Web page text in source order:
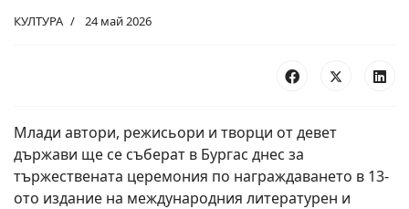
КУЛТУРА 24 май 2026
Млади автори, режисьори и творци от девет
държави ще се съберат в Бургас днес за
тържествената церемония по награждаването в 13-
ото издание на международния литературен и